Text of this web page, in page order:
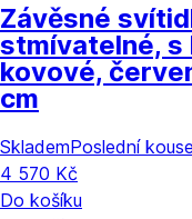
Závěsné
stmívatelné, s
kovové,
cm
SklademPoslední
4 570 Kč
Do košíku